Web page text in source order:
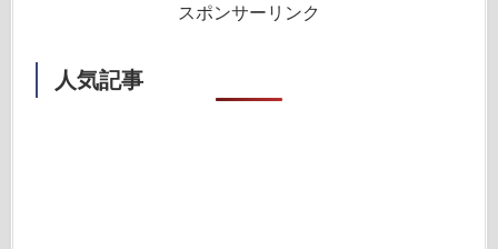
スポンサーリンク
人気記事